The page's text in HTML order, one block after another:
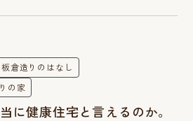
板倉造りのはなし
の家
に健康住宅と言えるのか。